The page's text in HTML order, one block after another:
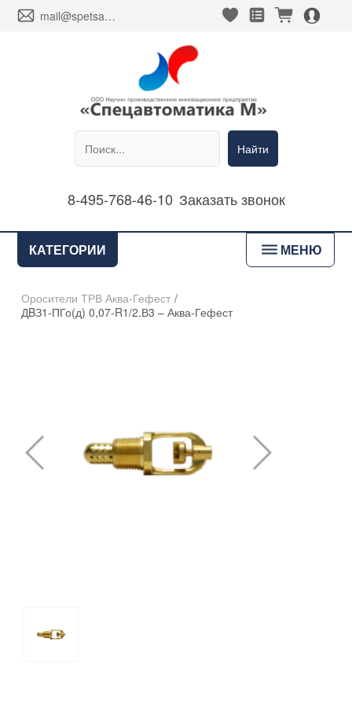
envelope mail@spetsavtomatika-m.ru heart_fill square_favorites_fill cart_fill person_alt_circle_fill
Найти
8-495-768-46-10 Заказать звонок
КАТЕГОРИИ bars МЕНЮ
Оросители ТРВ Аква-Гефест /
ДBЗ1-ПГо(д) 0,07-R1/2.В3 – Аква-Гефест